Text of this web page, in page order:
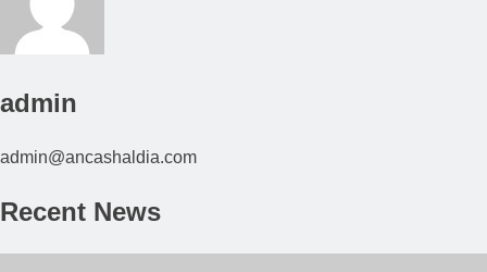
admin
admin@ancashaldia.com
Recent News